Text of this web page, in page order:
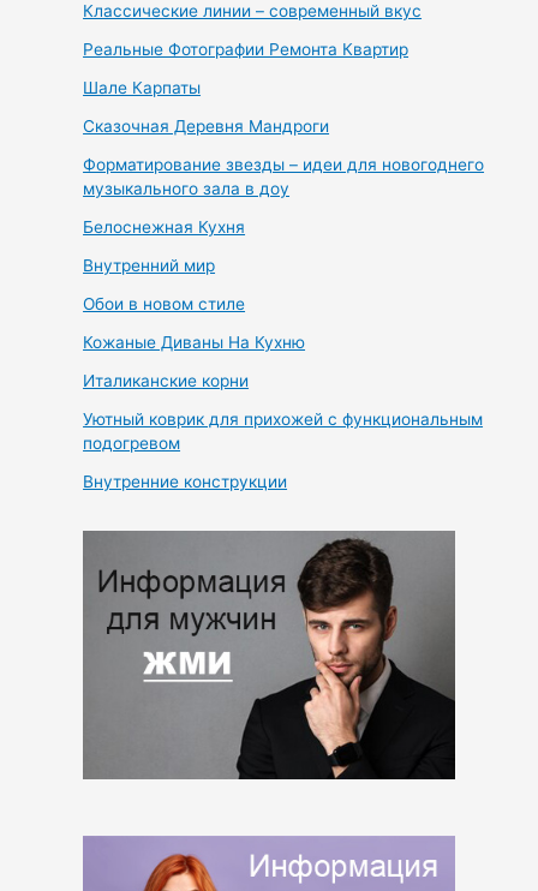
Классические линии – современный вкус
Реальные Фотографии Ремонта Квартир
Шале Карпаты
Сказочная Деревня Мандроги
Форматирование звезды – идеи для новогоднего
музыкального зала в доу
Белоснежная Кухня
Внутренний мир
Обои в новом стиле
Кожаные Диваны На Кухню
Италиканские корни
Уютный коврик для прихожей с функциональным
подогревом
Внутренние конструкции